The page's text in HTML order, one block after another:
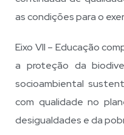
as condições para o
Eixo VII – Educação
a proteção da
socioambiental
com qualidade no
desigualdades e da